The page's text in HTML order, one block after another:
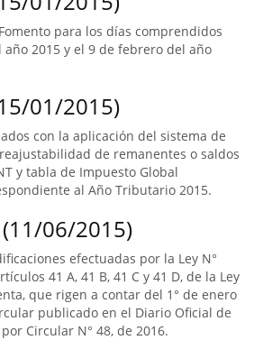
para los días comprendidos
2015 y el 9 de febrero del año
01/2015)
con la aplicación del sistema de
de remanentes o saldos
y tabla de Impuesto Global
al Año Tributario 2015.
06/2015)
efectuadas por la Ley N°
41 A, 41 B, 41 C y 41 D, de la Ley
que rigen a contar del 1° de enero
publicado en el Diario Oficial de
Circular N° 48, de 2016.